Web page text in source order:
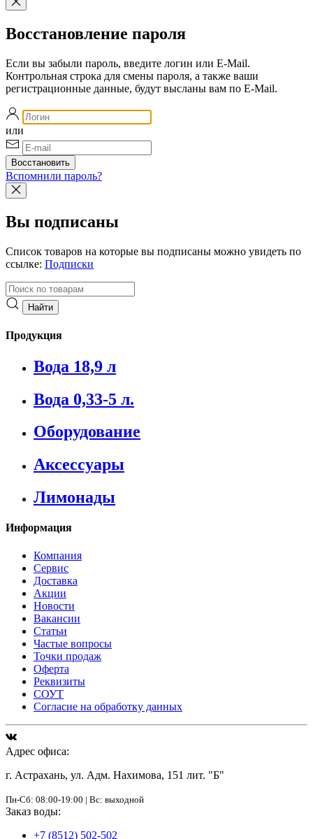
Восстановление пароля
Если вы забыли пароль, введите логин или E-Mail.
Контрольная строка для смены пароля, а также ваши
регистрационные данные, будут высланы вам по E-Mail.
или
Вспомнили пароль?
Вы подписаны
Список товаров на которые вы подписаны можно увидеть по
ссылке: Подписки
Продукция
Вода 18,9 л
Вода 0,33-5 л.
Оборудование
Аксессуары
Лимонады
Информация
Компания
Сервис
Доставка
Акции
Новости
Вакансии
Статьи
Частые вопросы
Точки продаж
Оферта
Реквизиты
СОУТ
Согласие на обработку данных
Адрес офиса:
г. Астрахань, ул. Адм. Нахимова, 151 лит. "Б"
Пн-Сб: 08:00-19:00 | Вс: выходной
Заказ воды:
+7 (8512) 502-502